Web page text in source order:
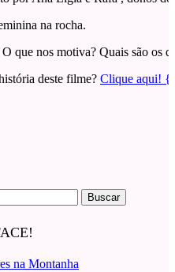
na rocha.
que nos motiva? Quais são os
deste filme? Clique aqui!
na Montanha